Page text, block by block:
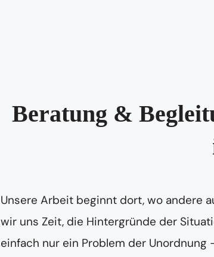
Beratung &
Unsere Arbeit beginnt dort, wo andere
wir uns Zeit, die Hintergründe der
einfach nur ein Problem der